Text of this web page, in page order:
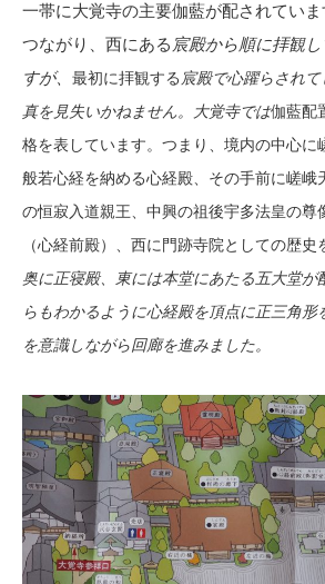
一帯に大覚寺の主要伽藍が配されてい
つながり、西にある 宸殿から順に拝観
すが、 最初に拝観する 宸殿で心躍らされ
真を見失いかねません。大覚寺では伽藍配
格を表しています。 つまり、境内の中心に
般若心経を納める心経殿、その手前に嵯峨
の恒寂入道親王、中興の祖後宇多法皇の尊
（心経前殿）、西に門跡寺院としての歴史
奥に正寝殿、東には本堂にあたる五大堂が
らもわかるように心経殿を頂点に正三角形
を意識しながら回廊を進みました。